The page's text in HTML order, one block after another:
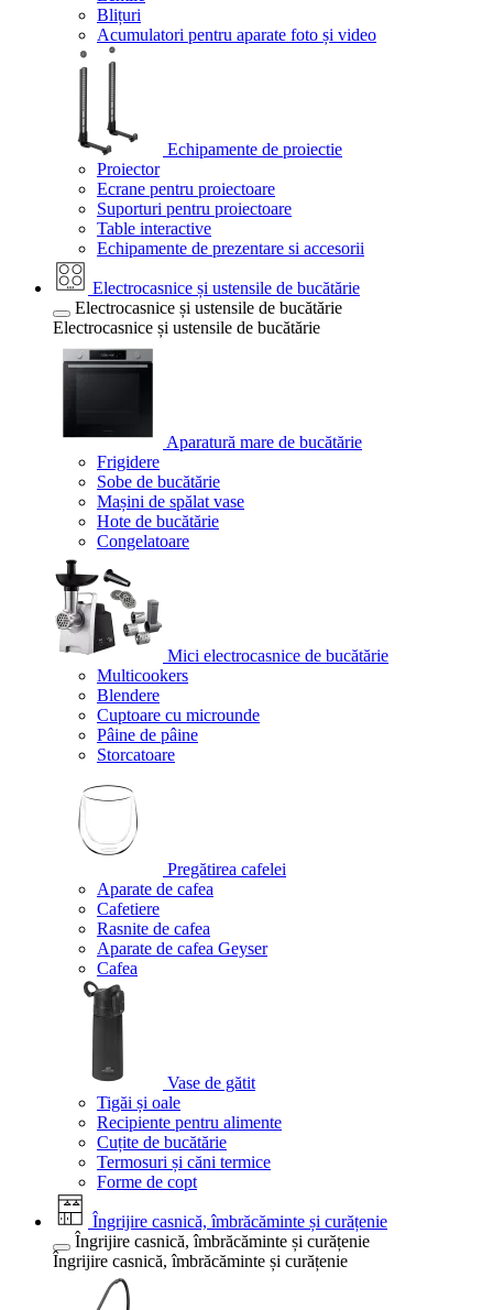
Blițuri
Acumulatori pentru aparate foto și video
Echipamente de proiectie
Proiector
Ecrane pentru proiectoare
Suporturi pentru proiectoare
Table interactive
Echipamente de prezentare si accesorii
Electrocasnice și ustensile de bucătărie
Electrocasnice și ustensile de bucătărie
Electrocasnice și ustensile de bucătărie
Aparatură mare de bucătărie
Frigidere
Sobe de bucătărie
Mașini de spălat vase
Hote de bucătărie
Congelatoare
Mici electrocasnice de bucătărie
Multicookers
Blendere
Cuptoare cu microunde
Pâine de pâine
Storcatoare
Pregătirea cafelei
Aparate de cafea
Cafetiere
Rasnite de cafea
Aparate de cafea Geyser
Cafea
Vase de gătit
Tigăi și oale
Recipiente pentru alimente
Cuțite de bucătărie
Termosuri și căni termice
Forme de copt
Îngrijire casnică, îmbrăcăminte și curățenie
Îngrijire casnică, îmbrăcăminte și curățenie
Îngrijire casnică, îmbrăcăminte și curățenie